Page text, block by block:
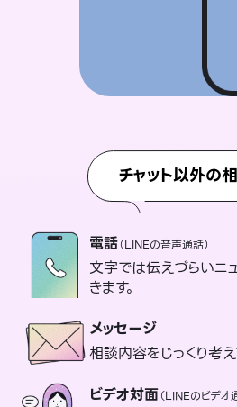
チャット以外の
電話（LINEの音声通話）
文字では伝えづらいニ
きます。
メッセージ
相談内容をじっくり考
ビデオ対面（LINEのビデオ